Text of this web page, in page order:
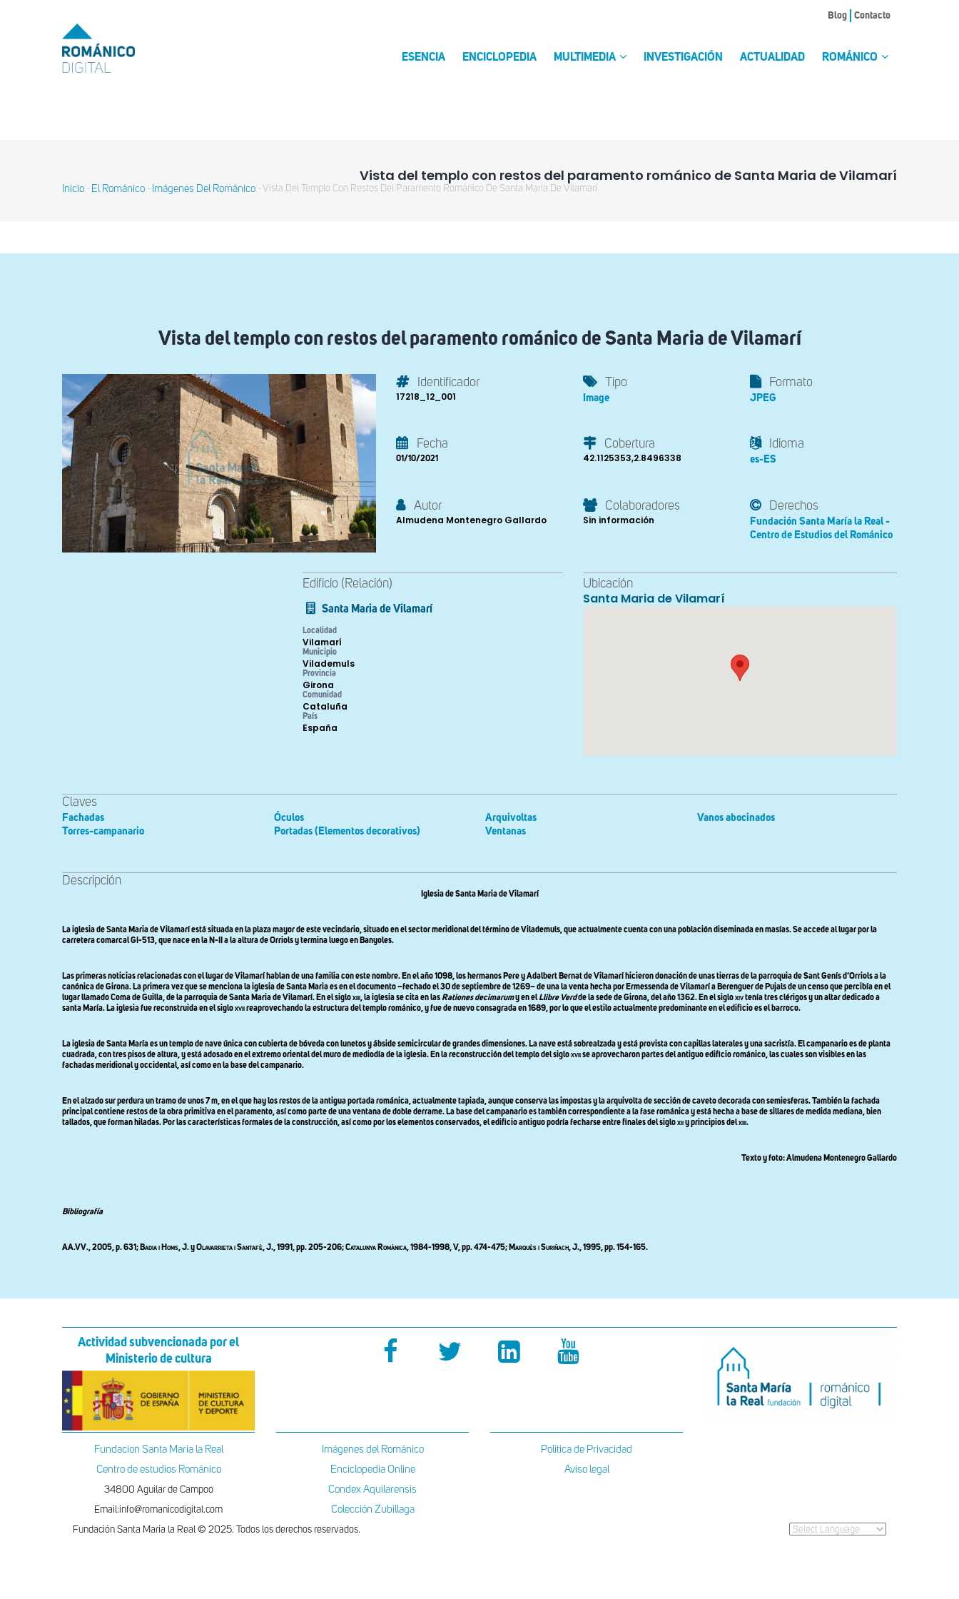
MENU
TOP
Blog Contacto
ESENCIA ENCICLOPEDIA MULTIMEDIA INVESTIGACIÓN ACTUALIDAD ROMÁNICO
Vista del templo con restos del paramento románico de Santa Maria de Vilamarí
Sobrescribir
navegación
Inicio - El Románico - Imágenes Del Románico - Vista Del Templo Con Restos Del Paramento Románico De Santa Maria De Vilamarí
Vista del templo con restos del paramento románico de Santa Maria de Vilamarí
Identificador
17218_12_001
Tipo
Image
Formato
JPEG
Fecha
01/10/2021
Cobertura
42.1125353,2.8496338
Idioma
es-ES
Autor
Almudena Montenegro Gallardo
Colaboradores
Sin información
Derechos
Fundación Santa María la Real -
Centro de Estudios del Románico
Edificio (Relación)
Santa Maria de Vilamarí
Localidad
Vilamarí
Municipio
Vilademuls
Provincia
Girona
Comunidad
Cataluña
País
España
Ubicación
Santa Maria de Vilamarí
Claves
Fachadas
Torres-campanario
Óculos
Portadas (Elementos decorativos)
Arquivoltas
Ventanas
Vanos abocinados
Descripción
Iglesia de Santa Maria de Vilamarí
La iglesia de Santa Maria de Vilamarí está situada en la plaza mayor de este vecindario, situado en el sector meridional del término de Vilademuls, que actualmente cuenta con una población diseminada en masías. Se accede al lugar por la
carretera comarcal GI-513, que nace en la N-II a la altura de Orriols y termina luego en Banyoles.
Las primeras noticias relacionadas con el lugar de Vilamarí hablan de una familia con este nombre. En el año 1098, los hermanos Pere y Adalbert Bernat de Vilamarí hicieron donación de unas tierras de la parroquia de Sant Genís d’Orriols a la
canónica de Girona. La primera vez que se menciona la iglesia de Santa Maria es en el documento –fechado el 30 de septiembre de 1269– de una la venta hecha por Ermessenda de Vilamarí a Berenguer de Pujals de un censo que percibía en el
lugar llamado Coma de Guilla, de la parroquia de Santa Maria de Vilamarí. En el sigloxiii,la iglesiase cita en lasRationes decimarumy en elLlibre Verdde la sede de Girona, del año 1362. En el sigloxivtenía tres clérigos y un altar dedicado a
santa María. La iglesia fue reconstruida en el sigloxviireaprovechando la estructura del templo románico, y fue de nuevo consagrada en 1689, por lo que el estilo actualmente predominante en el edificio es el barroco.
La iglesia de Santa María es un templo de nave única con cubierta de bóveda con lunetos y ábside semicircular de grandes dimensiones. La nave está sobrealzada y está provista con capillas laterales y una sacristía. El campanario es de planta
cuadrada, con tres pisos de altura, y está adosado en el extremo oriental del muro de mediodía de la iglesia. En la reconstrucción del templo del sigloxviise aprovecharon partes del antiguo edificio románico, las cuales son visibles en las
fachadas meridional y occidental, así como en la base del campanario.
En el alzado sur perdura un tramo de unos 7 m, en el que hay los restos de la antigua portada románica, actualmente tapiada, aunque conserva las impostas y la arquivolta de sección de caveto decorada con semiesferas. También la fachada
principal contiene restos de la obra primitiva en el paramento, así como parte de una ventana de doble derrame. La base del campanario es también correspondiente a la fase románica y está hecha a base de sillares de medida mediana, bien
tallados, que forman hiladas. Por las características formales de la construcción, así como por los elementos conservados, el edificio antiguo podría fecharse entre finales del sigloxiiy principios delxiii.
Texto y foto: Almudena Montenegro Gallardo
Bibliografía
AA.VV., 2005, p. 631; Badia i Homs, J. yOlavarrieta i Santafè, J., 1991, pp. 205-206;Catalunya Romànica, 1984-1998, V, pp. 474-475; Marquès i Suriñach, J., 1995, pp. 154-165.
Actividad subvencionada por el
Ministerio de cultura
Fundacion Santa Maria la Real
Centro de estudios Románico
34800 Aguilar de Campoo
Email:info@romanicodigital.com
Imágenes del Románico
Enciclopedia Online
Condex Aquilarensis
Colección Zubillaga
Política de Privacidad
Aviso legal
Fundación Santa María la Real © 2025. Todos los derechos reservados.